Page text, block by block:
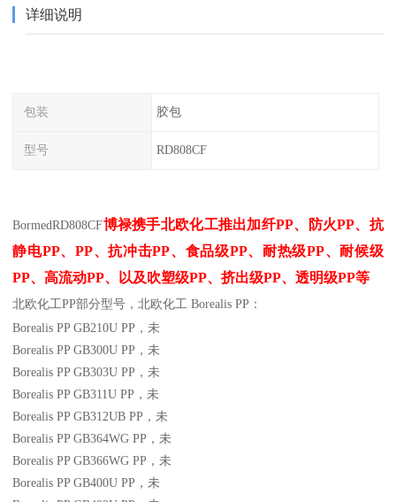
详细说明
包装 胶包
型号 RD808CF
BormedRD808CF博禄携手北欧化工推出加纤PP、防火PP、抗
静电PP、PP、抗冲击PP、食品级PP、耐热级PP、耐候级
PP、高流动PP、以及吹塑级PP、挤出级PP、透明级PP等
北欧化工PP部分型号，北欧化工 Borealis PP：
Borealis PP GB210U PP ，未
Borealis PP GB300U PP ，未
Borealis PP GB303U PP ，未
Borealis PP GB311U PP ，未
Borealis PP GB312UB PP ，未
Borealis PP GB364WG PP ，未
Borealis PP GB366WG PP ，未
Borealis PP GB400U PP ，未